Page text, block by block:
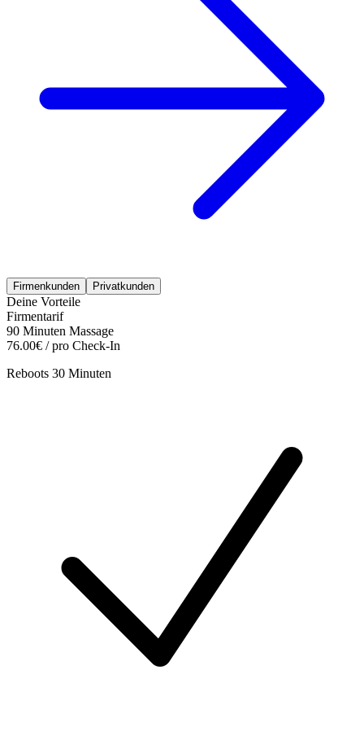
Firmenkunden Privatkunden
Deine Vorteile
Firmentarif
90 Minuten Massage
76.00€ / pro Check-In
Reboots 30 Minuten